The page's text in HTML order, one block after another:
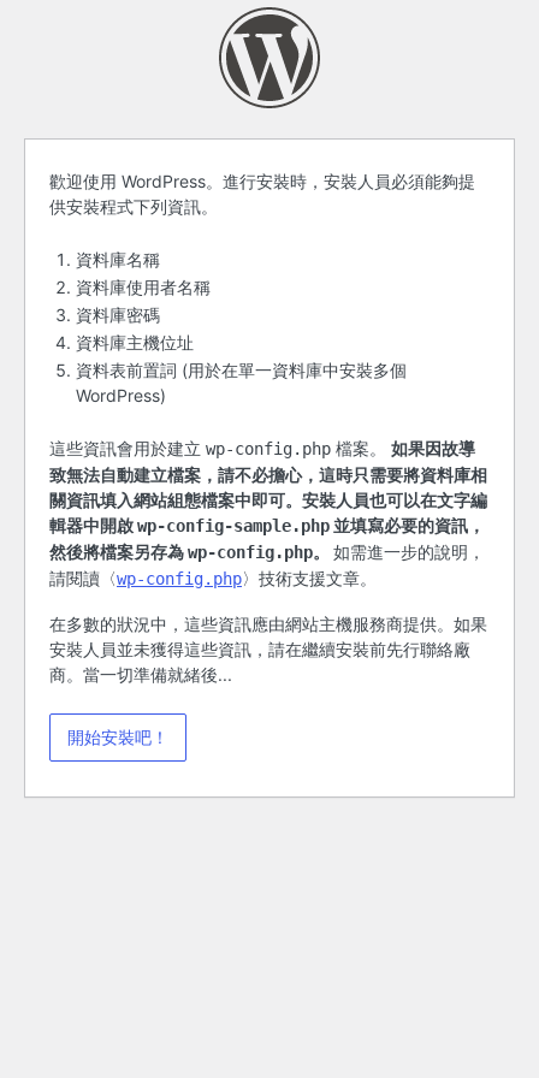
開
始
之
前
歡迎使用 WordPress。進行安裝時，安裝人員必須能夠提
供安裝程式下列資訊。
資料庫名稱
資料庫使用者名稱
資料庫密碼
資料庫主機位址
資料表前置詞 (用於在單一資料庫中安裝多個
WordPress)
這些資訊會用於建立 wp-config.php 檔案。 如果因故導
致無法自動建立檔案，請不必擔心，這時只需要將資料庫相
關資訊填入網站組態檔案中即可。安裝人員也可以在文字編
輯器中開啟wp-config-sample.php並填寫必要的資訊，
然後將檔案另存為wp-config.php。 如需進一步的說明，
請閱讀〈wp-config.php〉技術支援文章。
在多數的狀況中，這些資訊應由網站主機服務商提供。如果
安裝人員並未獲得這些資訊，請在繼續安裝前先行聯絡廠
商。當一切準備就緒後...
開始安裝吧！